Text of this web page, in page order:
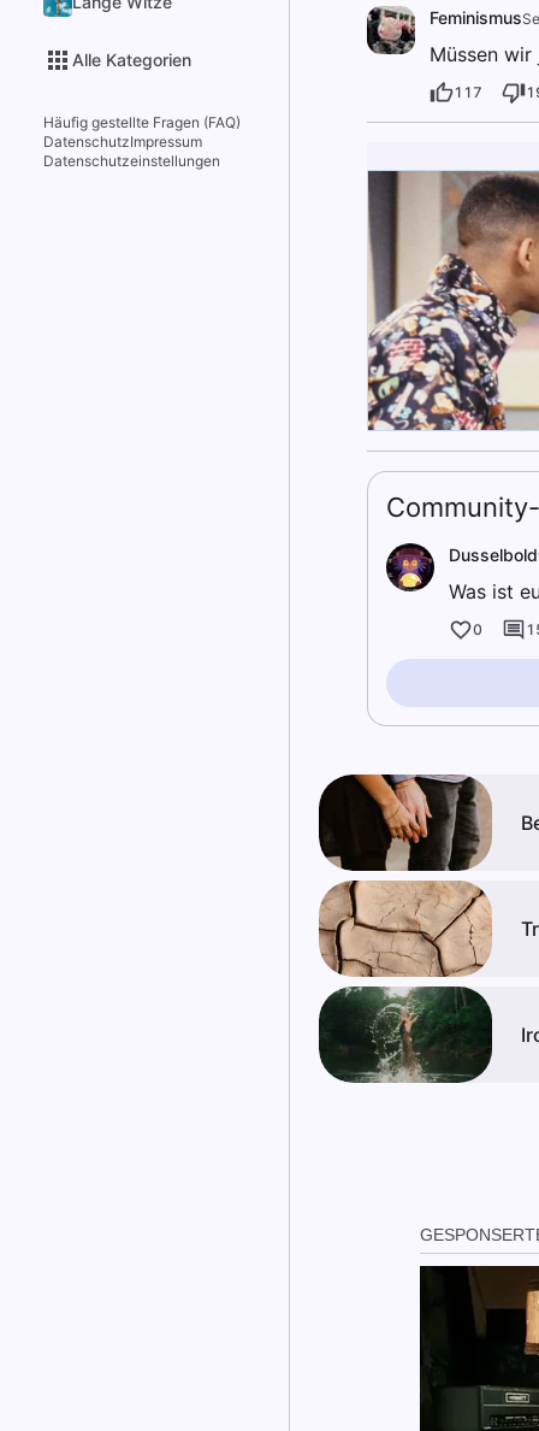
Alle Kategorien
Häufig gestellte Fragen (FAQ)
DatenschutzImpressum
Datenschutzeinstellungen
Feminismus
Müssen
117
Dusselbold
Was ist
0